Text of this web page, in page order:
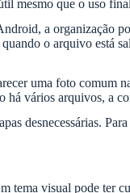
mesmo que o uso
a organização
o arquivo está
uma foto comum
há vários arquivos, a
desnecessárias.
tema visual pode ter